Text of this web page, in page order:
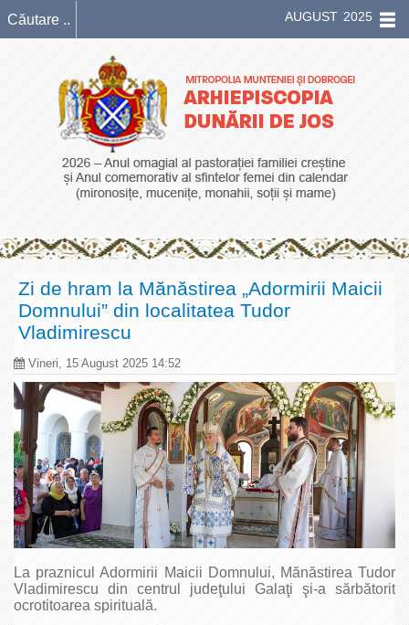
AUGUST 2025
Zi de hram la Mănăstirea „Adormirii Maicii
Domnului” din localitatea Tudor
Vladimirescu
Vineri, 15 August 2025 14:52
La praznicul Adormirii Maicii Domnului, Mănăstirea Tudor
Vladimirescu din centrul judeţului Galaţi şi-a sărbătorit
ocrotitoarea spirituală.